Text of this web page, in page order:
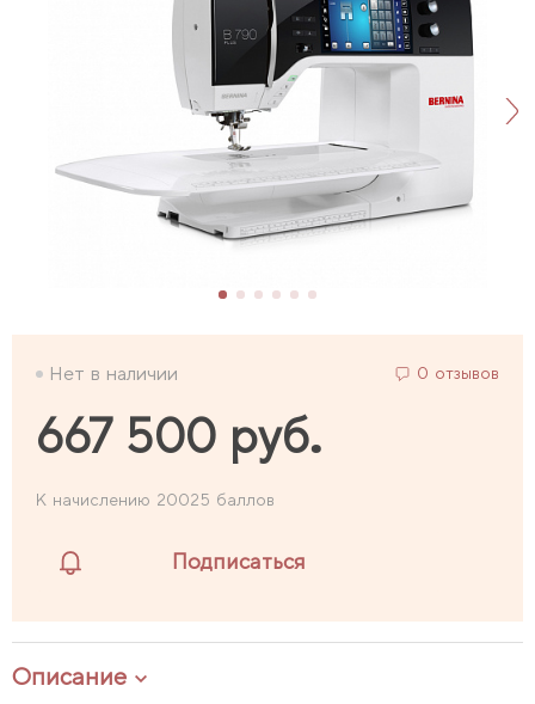
Нет в наличии 0 отзывов
667 500 руб.
К начислению 20025 баллов
Подписаться
Описание